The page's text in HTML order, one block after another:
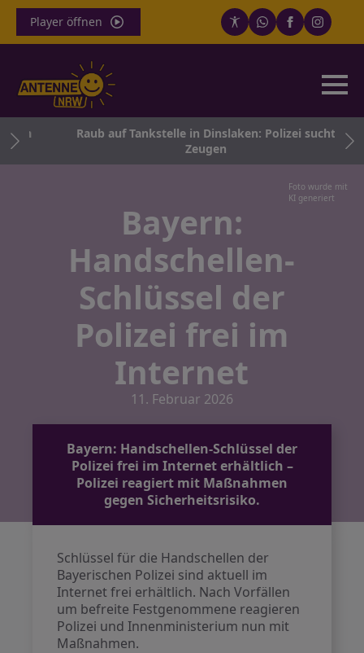
Player öffnen
Raub auf Tankstelle in Dinslaken: Polizei sucht
Zeugen
Foto wurde mit
KI generiert
Bayern:
Handschellen-
Schlüssel der
Polizei frei im
Internet
11. Februar 2026
Bayern: Handschellen-Schlüssel der
Polizei frei im Internet erhältlich –
Polizei reagiert mit Maßnahmen
gegen Sicherheitsrisiko.
Schlüssel für die Handschellen der
Bayerischen Polizei sind aktuell im
Internet frei erhältlich. Nach Vorfällen
um befreite Festgenommene reagieren
Polizei und Innenministerium nun mit
Maßnahmen.